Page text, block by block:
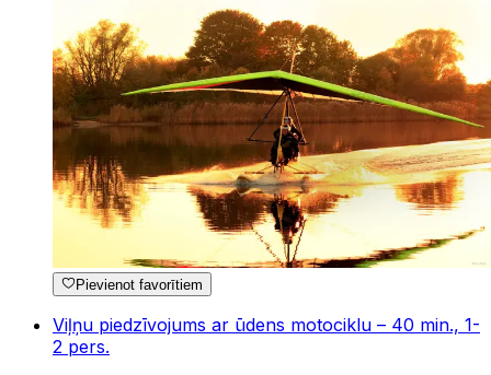
Pievienot favorītiem
Viļņu piedzīvojums ar ūdens motociklu – 40 min., 1-
2 pers.